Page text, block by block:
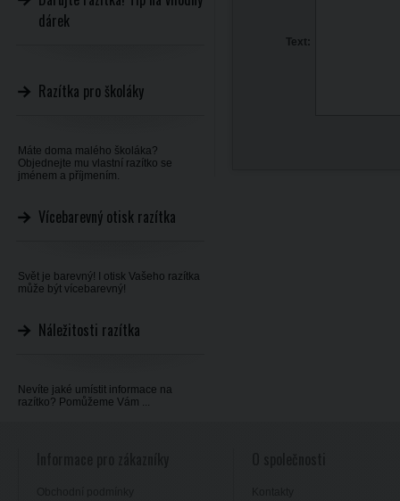
Text:
dárek
Razítka pro školáky
Máte doma malého školáka?
Objednejte mu vlastní razítko se
jménem a příjmením.
Vícebarevný otisk razítka
Svět je barevný! I otisk Vašeho razítka
může být vícebarevný!
Náležitosti razítka
Nevíte jaké umístit informace na
razítko? Pomůžeme Vám ...